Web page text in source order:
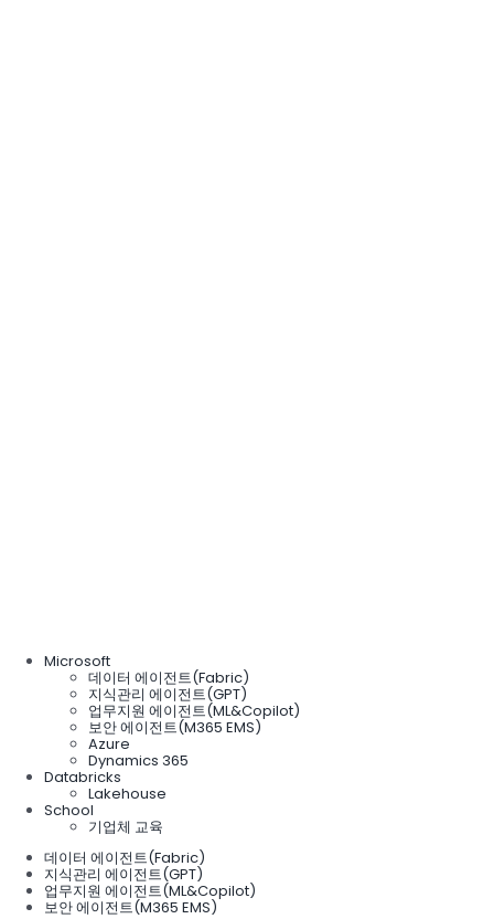
Microsoft
데이터 에이전트(Fabric)
지식관리 에이전트(GPT)
업무지원 에이전트(ML&Copilot)
보안 에이전트(M365 EMS)
Azure
Dynamics 365
Databricks
Lakehouse
School
기업체 교육
데이터 에이전트(Fabric)
지식관리 에이전트(GPT)
업무지원 에이전트(ML&Copilot)
보안 에이전트(M365 EMS)